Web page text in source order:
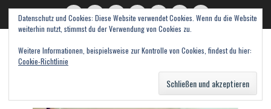
TwitterE-
Mail
Feed WordPress
PinterestInstagramWebseite
read books and fall in love
Datenschutz und Cookies: Diese Website verwendet Cookies. Wenn du die Website
weiterhin nutzt, stimmst du der Verwendung von Cookies zu.
Weitere Informationen, beispielsweise zur Kontrolle von Cookies, findest du hier:
Cookie-Richtlinie